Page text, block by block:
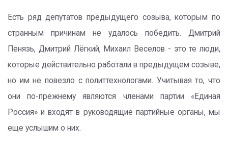
Есть ряд депутатов предыдущего созыва, которым по
странным причинам не удалось победить. Дмитрий
Пенязь, Дмитрий Лёгкий, Михаил Веселов - это те люди,
которые действительно работали в предыдущем созыве,
но им не повезло с политтехнологами. Учитывая то, что
они по-прежнему являются членами партии «Единая
Россия» и входят в руководящие партийные органы, мы
еще услышим о них.